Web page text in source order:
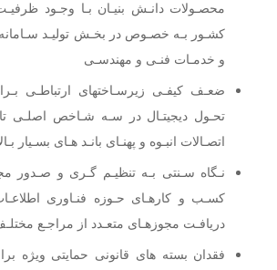
محصـولات دانـش بنیـان بـا وجـود
کشـور بـه خصـوص در بخـش تولیـد سـامانه
و خدمـات فنـی و مهندسـی
ضعـف کیفـی زیرسـاختهای ارتباطـی
تحـول دیجیتـال در سـه شـاخص اصلـی
اتصـالات انبـوه و پهنـای بانـد هـای بسـیار
نـگاه سـنتی بـه تنظیـم گـری و صـدور
کسـب و کارهـای حـوزه فنـاوری
دریافـت مجوزهـای متعـدد از مراجـع
فقدان بسته های قانونی حمایتی ویژه